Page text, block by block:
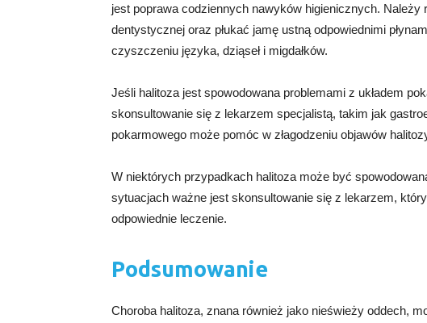
jest poprawa codziennych nawyków higienicznych.
dentystycznej oraz płukać jamę ustną odpowiednimi
czyszczeniu języka, dziąseł i migdałków.
Jeśli halitoza jest spowodowana problemami z układem
skonsultowanie się z lekarzem specjalistą, takim jak
pokarmowego może pomóc w złagodzeniu objawów
W niektórych przypadkach halitoza może być
sytuacjach ważne jest skonsultowanie się z lekarzem,
odpowiednie leczenie.
Podsumowanie
Choroba halitoza, znana również jako nieświeży oddech,